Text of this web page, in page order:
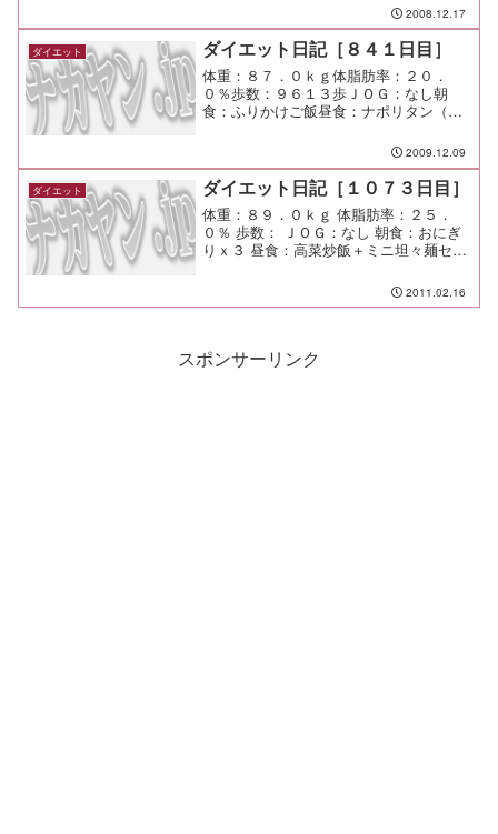
2008.12.17
ダイエット ダイエット日記［８４１日目］
体重：８７．０ｋｇ体脂肪率：２０．
０％歩数：９６１３歩ＪＯＧ：なし朝
食：ふりかけご飯昼食：ナポリタン（パ
食：メモ：走りたい！ 走りたい！ で
も走れない！ なぜなら呑んでるか
ら！ 組織改正とか異動があったか...
2009.12.09
ダイエット ダイエット日記［１０７３日目］
体重：８９．０ｋｇ 体脂肪率：２５．
０％ 歩数： ＪＯＧ：なし 朝食：おにぎ
りｘ３ 昼食：高菜炒飯＋ミニ坦々麺セッ
８０ 夕食：ドラフトキング 間食： メ
モ： 後輩達の仕事に対する閉塞感たる
2011.02.16
スポンサーリンク